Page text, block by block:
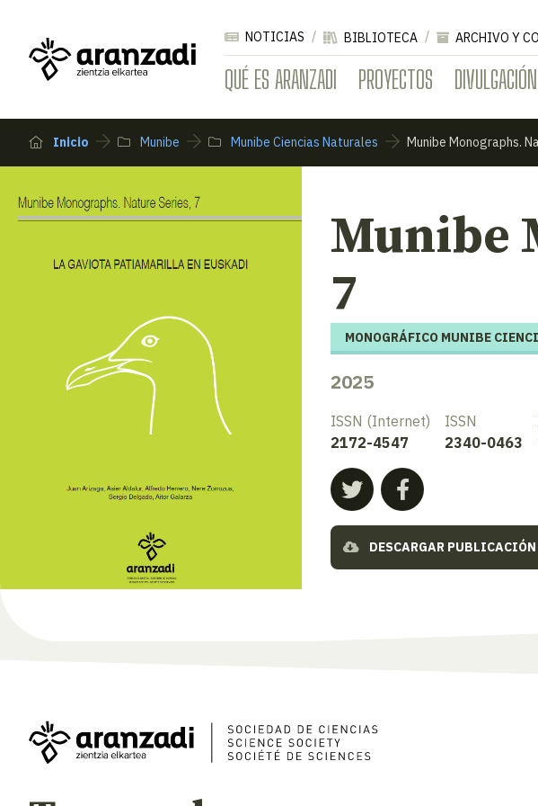
QUÉ ES ARANZADI PROYECTOS DIVULGACIÓN
NOTICIAS BIBLIOTECA ARCHIVO Y
Inicio Munibe Munibe Ciencias Naturales Munibe Monographs.
Munibe
7
MONOGRÁFICO MUNIBE
2025
ISSN (Internet)
2172-4547
ISSN
2340-0463
DESCARGAR PUBLICACIÓN